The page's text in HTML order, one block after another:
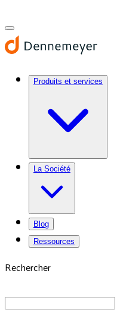
Produits et services
La Société
Blog
Ressources
Rechercher